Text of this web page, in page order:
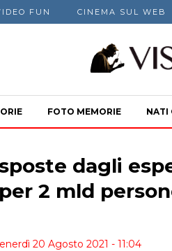
FUN CINEMA SUL WEB
FOTO MEMORIE NATI
dagli
2 mld
20 Agosto 2021 - 11:04